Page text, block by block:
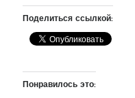
Поделиться ссылкой:
Понравилось это: